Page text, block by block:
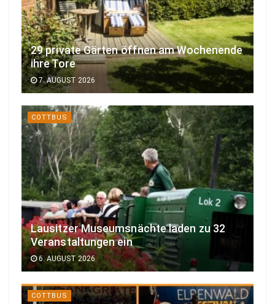
29 private Gärten öffnen am Wochenende
ihre Tore
7. AUGUST 2026
COTTBUS
Lausitzer Museumsnächte laden zu 32
Veranstaltungen ein
6. AUGUST 2026
COTTBUS